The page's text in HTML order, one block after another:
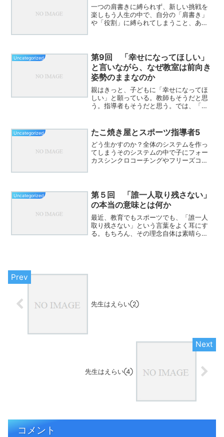
一つの肩書きに縛られず、新しい挑戦を
楽しもう人生の中で、自分の「肩書き」
や「役割」に縛られてしまうこと、あり
位山太志郎さんの生き方で...
Uncategorized
第9回 「幸せになってほしい」
と言いながら、なぜ教室は前向き
姿勢のままなのか
親はきっと、子どもに「幸せになってほ
しい」と願っている。教師もそうだと思
う。指導者もそうだと思う。では、「幸
出す。樺沢さんは、幸せを「脳内物質」
の観点から説明してい...
Uncategorized たこ焼き屋とスポーツ指導者5
どう生かすのか？全体のシステムを作っ
てしまうそのシステムの中で子にフォー
カスシンクロコーチングやフリーズコー
Uncategorized
第５回 「誰一人取り残さない」
の本当の意味とは何か
最近、教育でもスポーツでも、「誰一人
取り残さない」という言葉をよく耳にす
る。もちろん、その理念自体は素晴らし
先生はえらい②
先生はえらい④
コメント